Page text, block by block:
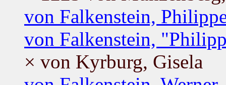
von Falkenstein,
von Falkenstein,
× von Kyrburg, Gisela